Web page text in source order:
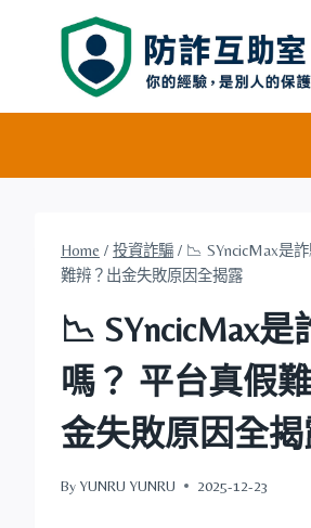
Home / 投資詐騙 / 📉 SYncicMax是
難辨？出金失敗原因全揭露
📉 SYncicMax是
嗎？ 平台真假
金失敗原因全
By YUNRU YUNRU 2025-12-23